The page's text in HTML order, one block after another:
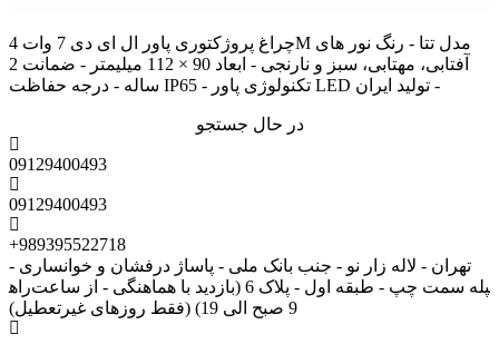
چراغ پروژکتوری پاور ال ای دی 7 وات 4M مدل تتا - رنگ نور های
آفتابی، مهتابی، سبز و نارنجی - ابعاد 90 × 112 میلیمتر - ضمانت 2
ساله - درجه حفاظت IP65 - تکنولوژی پاور LED تولید ایران -
در حال جستجو
09129400493
09129400493
+989395522718
تهران - لاله زار نو - جنب بانک ملی - پاساژ درفشان و خوانساری -
راه‎پله سمت چپ - طبقه اول - پلاک 6 (بازدید با هماهنگی - از ساعت
9 صبح الی 19) (فقط روزهای غیرتعطیل)